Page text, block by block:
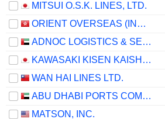
MITSUI O.S.K. LINES, LTD.
ORIENT OVERSEAS (INTERNATIONAL) LIMITED
ADNOC LOGISTICS & SERVICES PLC
KAWASAKI KISEN KAISHA, LTD.
WAN HAI LINES LTD.
ABU DHABI PORTS COMPANY
MATSON, INC.